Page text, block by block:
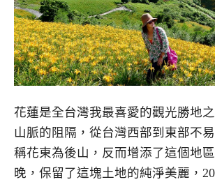
花蓮是全台灣我最喜愛的觀光勝地
山脈的阻隔，從台灣西部到東部不
稱花東為後山，反而增添了這個地
晚，保留了這塊土地的純淨美麗，